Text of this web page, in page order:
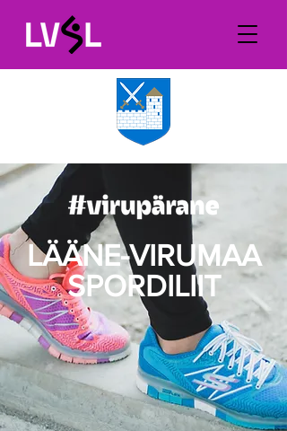
LÄÄNE-VIRUMAA
SPORDILIIT